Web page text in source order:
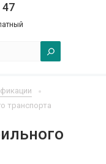
47
транспорта